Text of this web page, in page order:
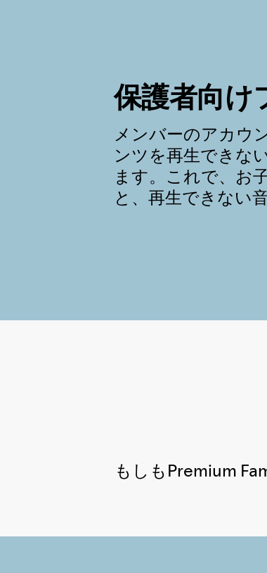
保護者向け
メンバーのアカウ
ンツを再生できな
ます。これで、お
と、再生できない
もしもPremium